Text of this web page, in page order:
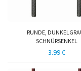
RUNDE,
SCHNÜRSENKEL
3.99 €